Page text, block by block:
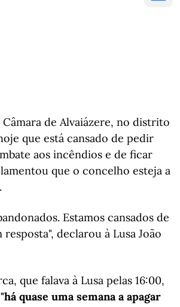
de Alvaiázere, no distrito
que está cansado de pedir
aos incêndios e de ficar
que o concelho esteja a
Estamos cansados de
declarou à Lusa João
que falava à Lusa pelas 16:00,
quase uma semana a apagar